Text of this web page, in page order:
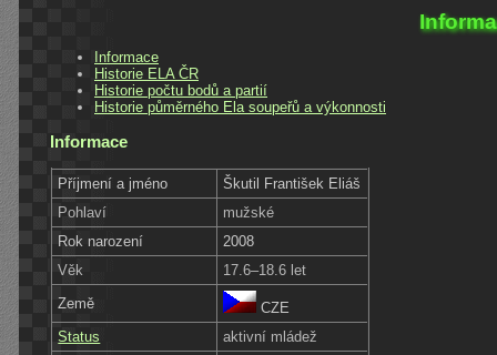
Informace
Historie ELA ČR
Historie počtu bodů a partií
Historie půměrného Ela soupeřů a výkonnosti
Informace
Příjmení a jméno
Škutil František Eliáš
Pohlaví
mužské
Rok narození
2008
Věk
17.6–18.6 let
Země
CZE
Status
aktivní mládež